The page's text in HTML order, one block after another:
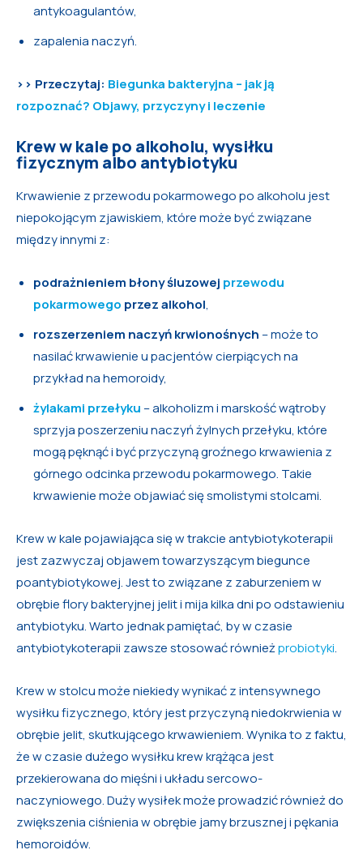
antykoagulantów,
zapalenia naczyń.
>> Przeczytaj: Biegunka bakteryjna – jak ją
rozpoznać? Objawy, przyczyny i leczenie
Krew w kale po alkoholu, wysiłku
fizycznym albo antybiotyku
Krwawienie z przewodu pokarmowego po alkoholu jest
niepokojącym zjawiskiem, które może być związane
między innymi z:
podrażnieniem błony śluzowej przewodu
pokarmowego przez alkohol,
rozszerzeniem naczyń krwionośnych – może to
nasilać krwawienie u pacjentów cierpiących na
przykład na hemoroidy,
żylakami przełyku – alkoholizm i marskość wątroby
sprzyja poszerzeniu naczyń żylnych przełyku, które
mogą pęknąć i być przyczyną groźnego krwawienia z
górnego odcinka przewodu pokarmowego. Takie
krwawienie może objawiać się smolistymi stolcami.
Krew w kale pojawiająca się w trakcie antybiotykoterapii
jest zazwyczaj objawem towarzyszącym biegunce
poantybiotykowej. Jest to związane z zaburzeniem w
obrębie flory bakteryjnej jelit i mija kilka dni po odstawieniu
antybiotyku. Warto jednak pamiętać, by w czasie
antybiotykoterapii zawsze stosować równieżprobiotyki.
Krew w stolcu może niekiedy wynikać z intensywnego
wysiłku fizycznego, który jest przyczyną niedokrwienia w
obrębie jelit, skutkującego krwawieniem. Wynika to z faktu,
że w czasie dużego wysiłku krew krążąca jest
przekierowana do mięśni i układu sercowo-
naczyniowego. Duży wysiłek może prowadzić również do
zwiększenia ciśnienia w obrębie jamy brzusznej i pękania
hemoroidów.